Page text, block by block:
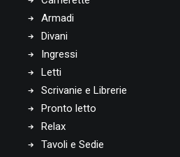
Arredamento Oleggio
Arredamento Borgaro Torinese
Arredamento Borgosesia
Arredamento Borgo San Dalmazzo
Arredamento Rivarolo Canavese
Arredamento Avigliana
Arredamento Valdilana
Arredamento Ovada
Arredamento Trofarello
Armadi
Divani
Ingressi
Letti
Scrivanie e Librerie
Pronto letto
Relax
Tavoli e Sedie